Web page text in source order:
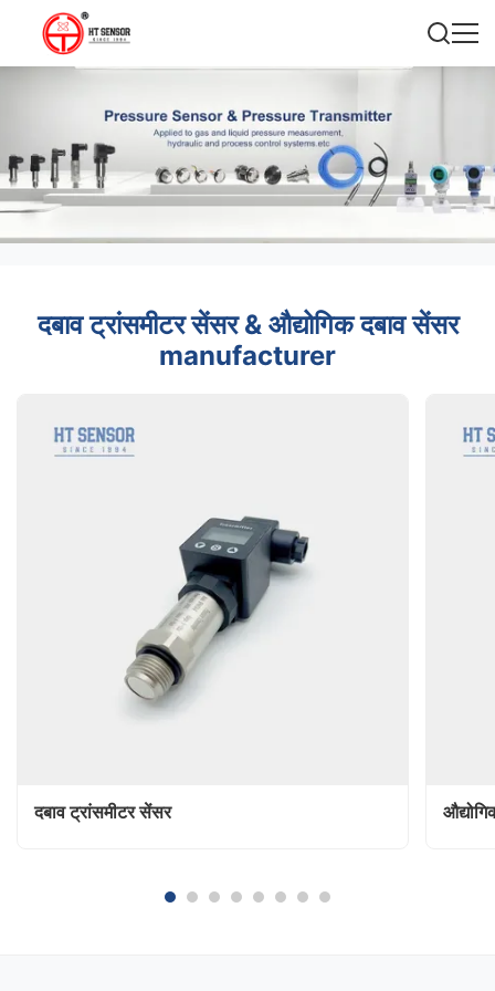
दबाव ट्रांसमीटर सेंसर & औद्योगिक दबाव सेंसर
manufacturer
दबाव ट्रांसमीटर सेंसर